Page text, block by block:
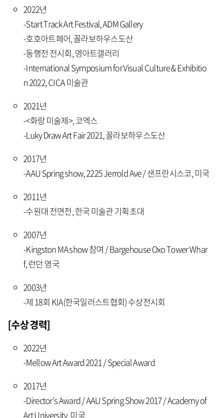
2022년
-Start Track Art Festival, ADM Gallery
-호호아트페어, 꼴라보하우스도산
-동행전 전시회, 영아트갤러리
-International Symposium for Visual Culture & Exhibitio
n 2022, CICA 미술관
2021년
-<화랑 미술제>, 코엑스
-Luky Draw Art Fair 2021, 꼴라보하우스도산
2017년
-AAU Spring show, 2225 Jerrold Ave / 샌프란시스코, 미국
2011년
-수원대 전면전, 한국 미술관 기획초대
2007년
-Kingston MA show 참여 / Bargehouse Oxo Tower Whar
f, 런던 영국
2003년
-제 18회 KIA(한국일러스트협회) 수상전시회
[수상 경력]
2022년
-Mellow Art Award 2021 / Special Award
2017년
-Director’s Award / AAU Spring Show 2017 / Academy of
Art University, 미국